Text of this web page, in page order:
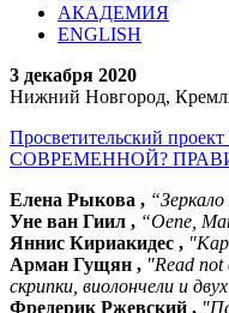
АКАДЕМИЯ
ENGLISH
3 декабря 2020
Нижний Новгород,
Просветительский
СОВРЕМЕННОЙ?
Елена Рыкова ,
Уне ван Гиил , “Oene,
Яннис Кириакидес ,
Арман Гущян , "Read
скрипки, виолончели и
Фредерик Ржевский ,